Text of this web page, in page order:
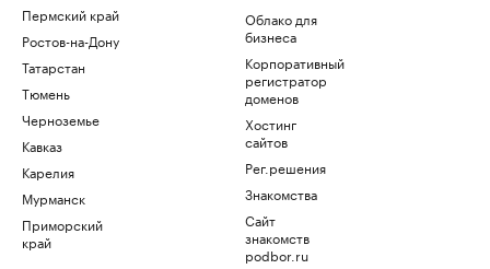
Пермский край
Ростов-на-Дону
Татарстан
Тюмень
Черноземье
Кавказ
Карелия
Мурманск
Приморский
край
Облако для
бизнеса
Корпоративный
регистратор
доменов
Хостинг
сайтов
Рег.решения
Знакомства
Сайт
знакомств
podbor.ru